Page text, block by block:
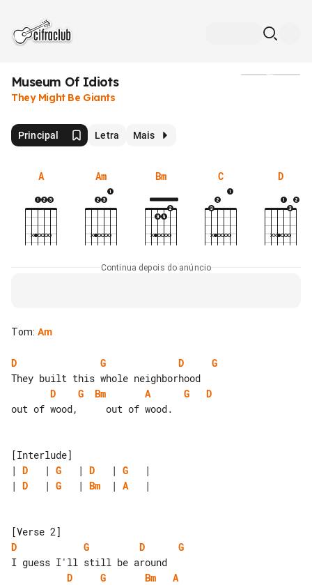
Museum Of Idiots
They Might Be Giants
Principal Letra Mais
A Am Bm C D
Continua depois do anúncio
Tom: Am
D G D
G
D
G Bm A G
D
out of wood,     out of wood.
| D
   |
G
   |
D
   |
G
| D
   |
G
   |
Bm
  |
A
   |
D
G D
G
D
G Bm
A